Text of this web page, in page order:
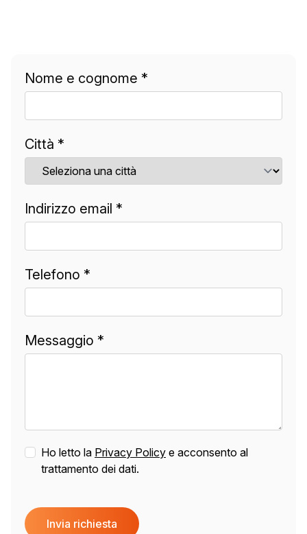
Nome e cognome *
Città *
Indirizzo email *
Telefono *
Messaggio *
Ho letto la Privacy Policy e acconsento al
trattamento dei dati.
Invia richiesta